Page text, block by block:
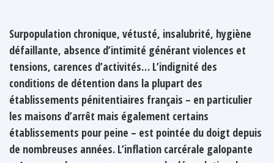
Surpopulation chronique, vétusté, insalubrité, hygiène
défaillante, absence d’intimité générant violences et
tensions, carences d’activités… L’indignité des
conditions de détention dans la plupart des
établissements pénitentiaires français – en particulier
les maisons d’arrêt mais également certains
établissements pour peine – est pointée du doigt depuis
de nombreuses années. L’inflation carcérale galopante